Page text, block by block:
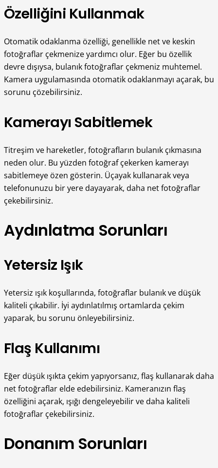
Özelliğini Kullanmak
Otomatik odaklanma özelliği, genellikle net ve keskin
fotoğraflar çekmenize yardımcı olur. Eğer bu özellik
devre dışıysa, bulanık fotoğraflar çekmeniz muhtemel.
Kamera uygulamasında otomatik odaklanmayı açarak, bu
sorunu çözebilirsiniz.
Kamerayı Sabitlemek
Titreşim ve hareketler, fotoğrafların bulanık çıkmasına
neden olur. Bu yüzden fotoğraf çekerken kamerayı
sabitlemeye özen gösterin. Üçayak kullanarak veya
telefonunuzu bir yere dayayarak, daha net fotoğraflar
çekebilirsiniz.
Aydınlatma Sorunları
Yetersiz Işık
Yetersiz ışık koşullarında, fotoğraflar bulanık ve düşük
kaliteli çıkabilir. İyi aydınlatılmış ortamlarda çekim
yaparak, bu sorunu önleyebilirsiniz.
Flaş Kullanımı
Eğer düşük ışıkta çekim yapıyorsanız, flaş kullanarak daha
net fotoğraflar elde edebilirsiniz. Kameranızın flaş
özelliğini açarak, ışığı dengeleyebilir ve daha kaliteli
fotoğraflar çekebilirsiniz.
Donanım Sorunları